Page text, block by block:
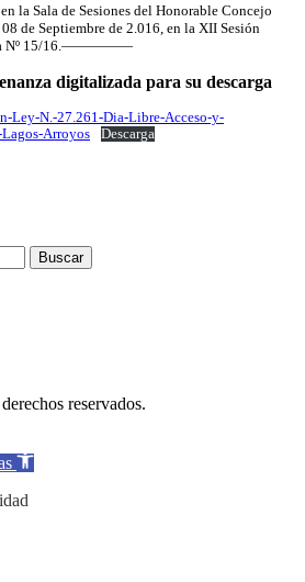
la Sala de Sesiones del Honorable Concejo
de Septiembre de 2.016, en la XII Sesión
Nº 15/16.—————
digitalizada para su descarga
Ley-N.-27.261-Dia-Libre-Acceso-y-
Arroyos
Descarga
reservados.